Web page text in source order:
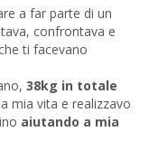
a far parte di un
confrontava e
ti facevano
38kg in totale
mia vita e realizzavo
aiutando a mia